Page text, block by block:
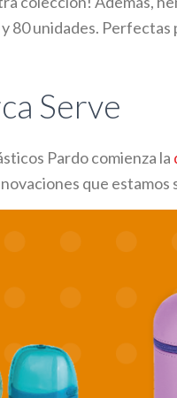
80 unidades.
Serve
Pardo comienza la
que